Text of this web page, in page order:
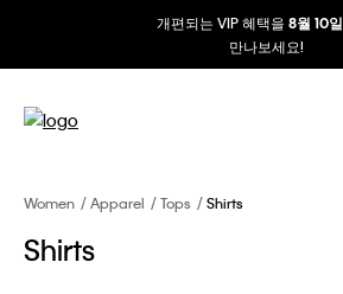
개편되는 VIP 혜택을 8월 10일
만나보세요!
Women Apparel Tops Shirts
Shirts